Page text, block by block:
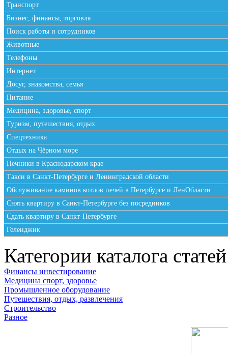
Транспорт
Бизнес, финансы, торговля
Поиск работы и сотрудников
Животные
Телефоны
Интернет
Досуг, знакомства, семья
Питание
Медицина, здоровье, спорт
Туризм, путешествия, отдых
Спецтехника
Отдых на Чёрном море
Печники в Краснодарском крае
Такси в Санкт-Петербурге и Ленинградской области
Обслуживание каминов котлов печей в Петербурге и ЛенОбласти
Снять квартиру в Санкт-Петербурге без посредников
Сдать квартиру в Санкт-Петербурге
Геленджик
Категории каталога статей
Финансы инвестирование
Медицина спорт, здоровье
Промышленное оборудование
Путешествия, отдых, развлечения
Строительство
Разное